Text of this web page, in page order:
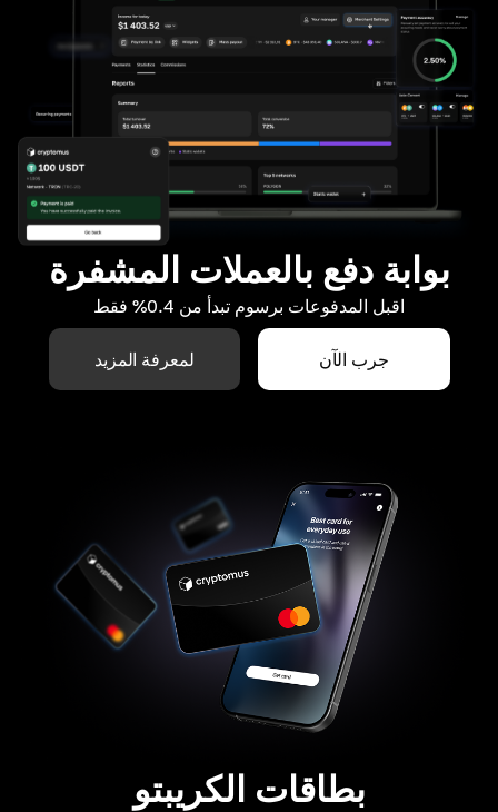
بوابة دفع بالعملات المشفرة
اقبل المدفوعات برسوم تبدأ من 0.4% فقط
جرب الآن لمعرفة المزيد
بطاقات الكريبتو